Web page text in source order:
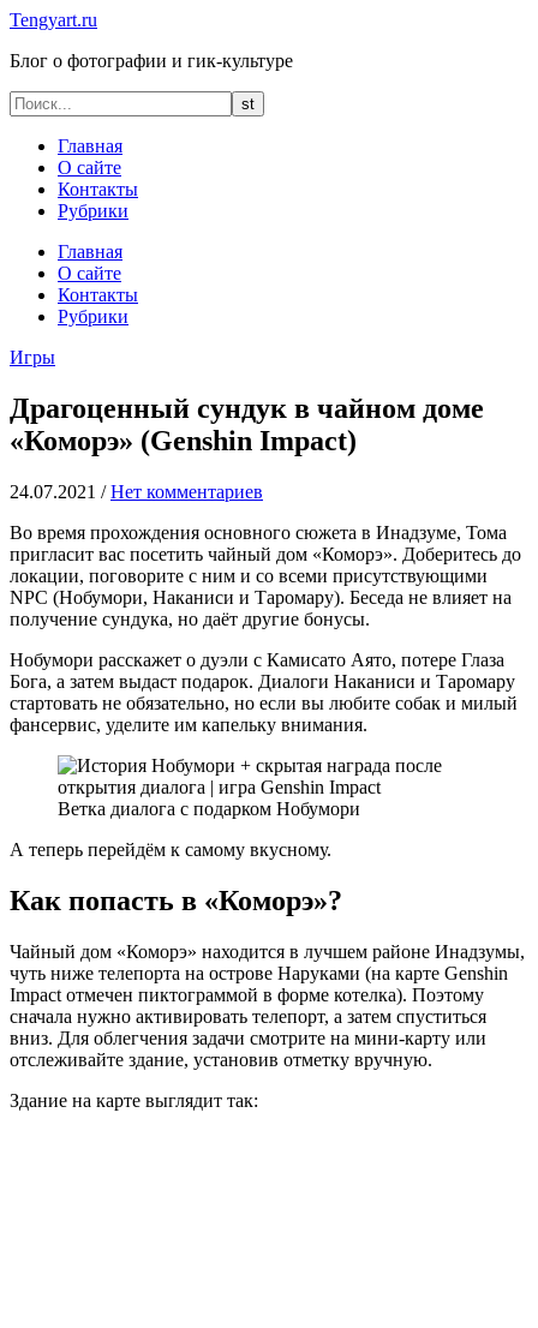
Tengyart.ru
Блог о фотографии и гик-культуре
Главная
О сайте
Контакты
Рубрики
Главная
О сайте
Контакты
Рубрики
Игры
Драгоценный сундук в чайном доме
«Коморэ» (Genshin Impact)
24.07.2021 / Нет комментариев
Во время прохождения основного сюжета в Инадзуме, Тома
пригласит вас посетить чайный дом «Коморэ». Доберитесь до
локации, поговорите с ним и со всеми присутствующими
NPC (Нобумори, Наканиси и Таромару). Беседа не влияет на
получение сундука, но даёт другие бонусы.
Нобумори расскажет о дуэли с Камисато Аято, потере Глаза
Бога, а затем выдаст подарок. Диалоги Наканиси и Таромару
стартовать не обязательно, но если вы любите собак и милый
фансервис, уделите им капельку внимания.
Ветка диалога с подарком Нобумори
А теперь перейдём к самому вкусному.
Как попасть в «Коморэ»?
Чайный дом «Коморэ» находится в лучшем районе Инадзумы,
чуть ниже телепорта на острове Наруками (на карте Genshin
Impact отмечен пиктограммой в форме котелка). Поэтому
сначала нужно активировать телепорт, а затем спуститься
вниз. Для облегчения задачи смотрите на мини-карту или
отслеживайте здание, установив отметку вручную.
Здание на карте выглядит так: